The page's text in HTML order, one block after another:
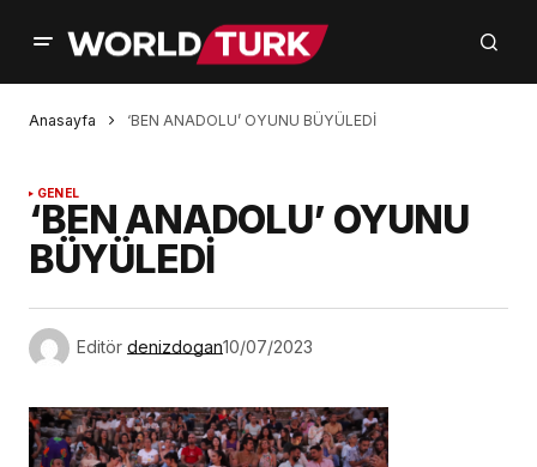
Anasayfa ‘BEN ANADOLU’ OYUNU BÜYÜLEDİ
GENEL
‘BEN ANADOLU’ OYUNU
BÜYÜLEDİ
Editör denizdogan10/07/2023